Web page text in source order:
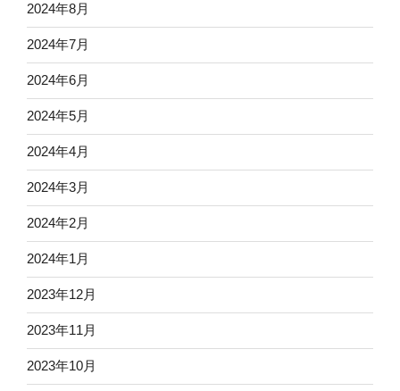
2024年8月
2024年7月
2024年6月
2024年5月
2024年4月
2024年3月
2024年2月
2024年1月
2023年12月
2023年11月
2023年10月